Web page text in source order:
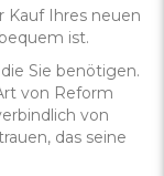
Kauf Ihres neuen
ist.
Sie benötigen.
von Reform
von
das seine